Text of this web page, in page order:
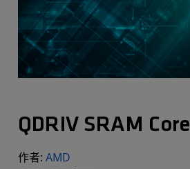
QDRIV SRAM Core
作者: AMD